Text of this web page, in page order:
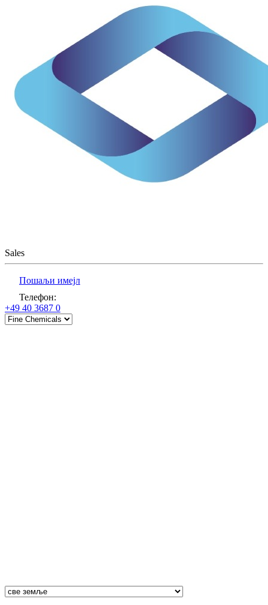
Sales
Пошаљи имејл
Телефон:
+49 40 3687 0